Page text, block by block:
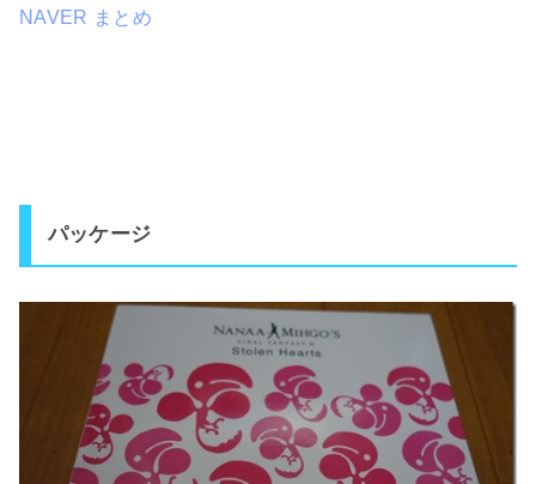
NAVER まとめ
パッケージ